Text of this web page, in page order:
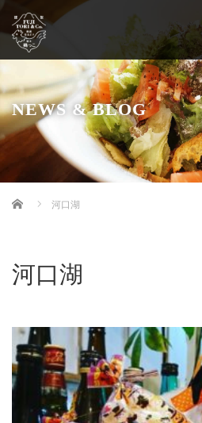
NEWS & BLOG
Home 河口湖
河口湖